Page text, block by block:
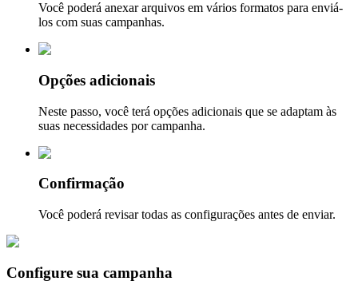
Você poderá anexar arquivos em vários formatos para enviá-
los com suas campanhas.
Opções adicionais
Neste passo, você terá opções adicionais que se adaptam às
suas necessidades por campanha.
Confirmação
Você poderá revisar todas as configurações antes de enviar.
Configure sua campanha